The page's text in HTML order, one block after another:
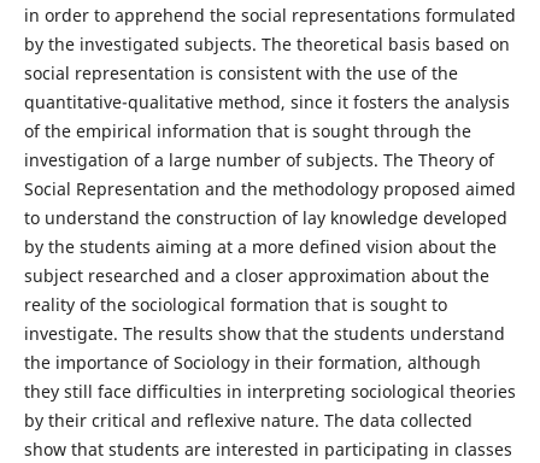
in order to apprehend the social representations formulated
by the investigated subjects. The theoretical basis based on
social representation is consistent with the use of the
quantitative-qualitative method, since it fosters the analysis
of the empirical information that is sought through the
investigation of a large number of subjects. The Theory of
Social Representation and the methodology proposed aimed
to understand the construction of lay knowledge developed
by the students aiming at a more defined vision about the
subject researched and a closer approximation about the
reality of the sociological formation that is sought to
investigate. The results show that the students understand
the importance of Sociology in their formation, although
they still face difficulties in interpreting sociological theories
by their critical and reflexive nature. The data collected
show that students are interested in participating in classes